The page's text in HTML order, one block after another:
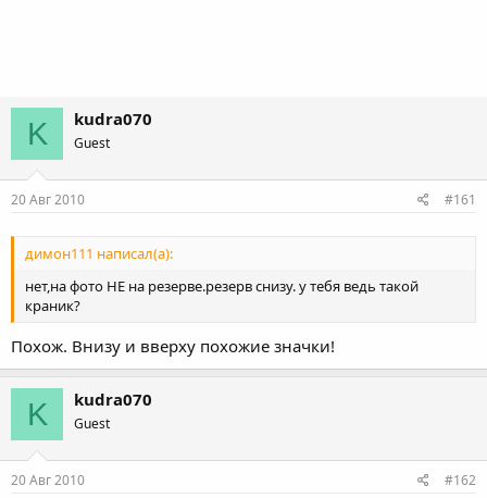
K kudra070
Guest
20 Авг 2010 #161
димон111 написал(а):
нет,на фото НЕ на резерве.резерв снизу. у тебя ведь такой
краник?
Похож. Внизу и вверху похожие значки!
K kudra070
Guest
20 Авг 2010 #162